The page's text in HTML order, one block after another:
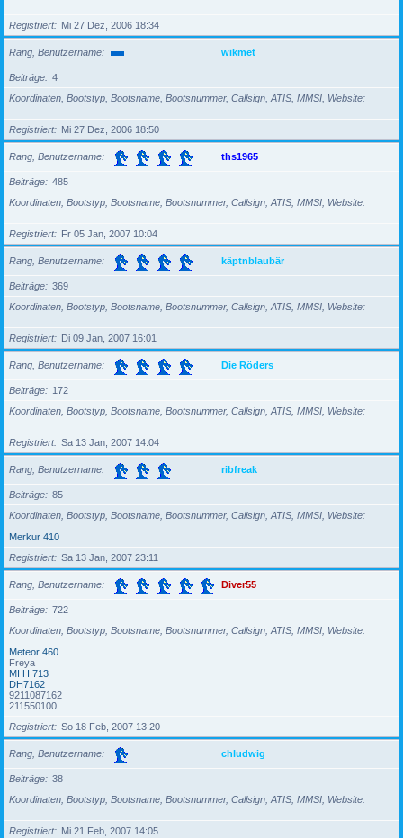
Registriert Mi 27 Dez, 2006 18:34
Rang, Benutzername wikmet
Beiträge
4
Koordinaten, Bootstyp, Bootsname, Bootsnummer, Callsign, ATIS, MMSI, Website
Registriert Mi 27 Dez, 2006 18:50
Rang, Benutzername ths1965
Beiträge
485
Koordinaten, Bootstyp, Bootsname, Bootsnummer, Callsign, ATIS, MMSI, Website
Registriert Fr 05 Jan, 2007 10:04
Rang, Benutzername käptnblaubär
Beiträge
369
Koordinaten, Bootstyp, Bootsname, Bootsnummer, Callsign, ATIS, MMSI, Website
Registriert Di 09 Jan, 2007 16:01
Rang, Benutzername Die Röders
Beiträge
172
Koordinaten, Bootstyp, Bootsname, Bootsnummer, Callsign, ATIS, MMSI, Website
Registriert Sa 13 Jan, 2007 14:04
Rang, Benutzername ribfreak
Beiträge
85
Koordinaten, Bootstyp, Bootsname, Bootsnummer, Callsign, ATIS, MMSI, Website
Merkur 410
Registriert
Sa 13 Jan, 2007 23:11
Rang, Benutzername Diver55
Beiträge
722
Koordinaten, Bootstyp, Bootsname, Bootsnummer, Callsign, ATIS, MMSI, Website
Meteor 460
Freya
MI H 713
DH7162
9211087162
211550100
Registriert
So 18 Feb, 2007 13:20
Rang, Benutzername chludwig
Beiträge
38
Koordinaten, Bootstyp, Bootsname, Bootsnummer, Callsign, ATIS, MMSI, Website
Registriert Mi 21 Feb, 2007 14:05